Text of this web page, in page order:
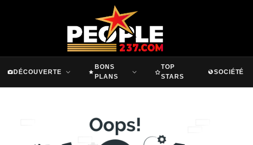
DÉCOUVERTE
BONS
PLANS
TOP
STARS
SOCIÉTÉ